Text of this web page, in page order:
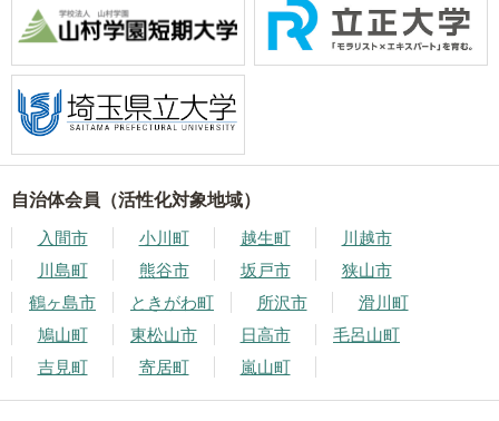
自治体会員（活性化対象地域）
入間市 小川町 越生町
川越市
川島町
熊谷市 坂戸市
狭山市
鶴ヶ島市
ときがわ町 所沢市
滑川町
鳩山町
東松山市 日高市
毛呂山町
吉見町
寄居町 嵐山町